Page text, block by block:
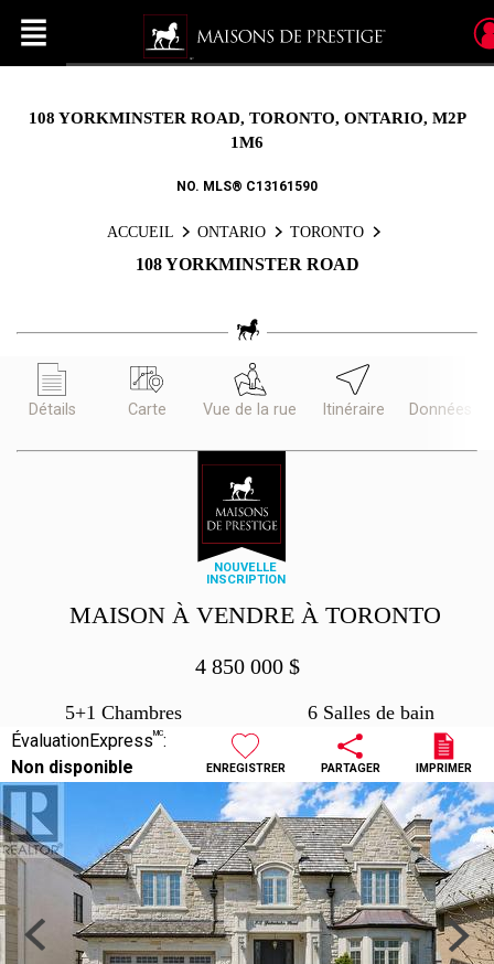
Menu
108 YORKMINSTER ROAD, TORONTO, ONTARIO, M2P
1M6
NO. MLS® C13161590
ACCUEIL ONTARIO TORONTO
108 YORKMINSTER ROAD
Détails Carte Vue de la rue Itinéraire Données
NOUVELLE
INSCRIPTION
MAISON À VENDRE À TORONTO
4 850 000 $
5+1 Chambres 6 Salles de bain
ÉvaluationExpressMC:
Non disponible
ENREGISTRER PARTAGER IMPRIMER
Previous Next